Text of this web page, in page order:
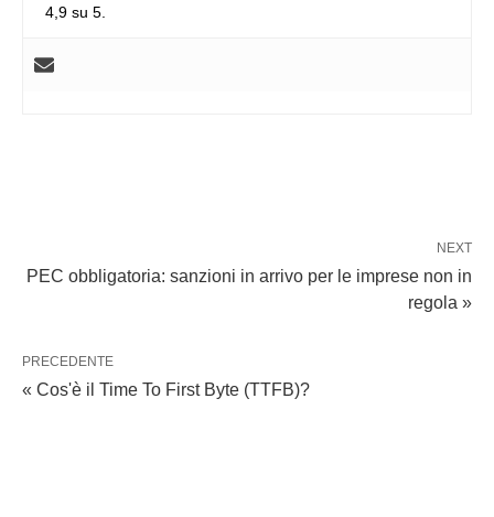
4,9 su 5.
NEXT
PEC obbligatoria: sanzioni in arrivo per le imprese non in
regola »
PRECEDENTE
« Cos'è il Time To First Byte (TTFB)?